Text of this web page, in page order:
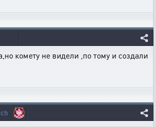
комету не видели ,по тому и создали